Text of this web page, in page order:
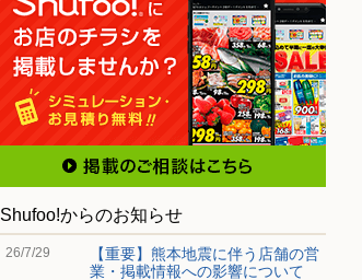
Shufoo!からのお知らせ
26/7/29
【重要】熊本地震に伴う店舗の営
業・掲載情報への影響について